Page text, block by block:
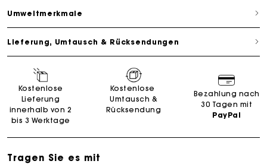
Umweltmerkmale
Lieferung, Umtausch & Rücksendungen
Kostenlose
Lieferung
innerhalb von 2
bis 3 Werktage
Kostenlose
Umtausch &
Rücksendung
Bezahlung nach
30 Tagen mit
PayPal
Tragen Sie es mit